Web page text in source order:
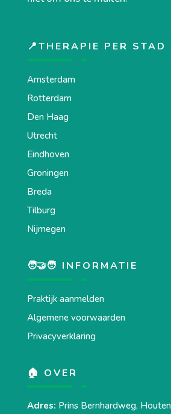
📍THERAPIE PER STAD
Amsterdam
Rotterdam
Den Haag
Utrecht
Eindhoven
Groningen
Breda
Tilburg
Nijmegen
🧑‍🤝‍🧑 INFORMATIE
Praktijk aanmelden
Algemene voorwaarden
Privacyverklaring
🏠 OVER
Adres: Prins Bernhardweg, Houten